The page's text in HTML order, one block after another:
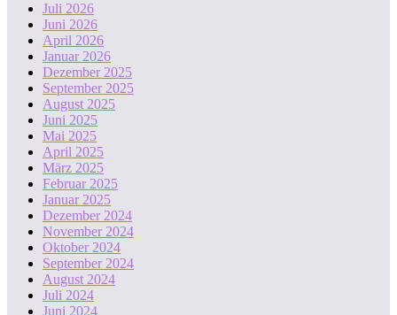
Juli 2026
Juni 2026
April 2026
Januar 2026
Dezember 2025
September 2025
August 2025
Juni 2025
Mai 2025
April 2025
März 2025
Februar 2025
Januar 2025
Dezember 2024
November 2024
Oktober 2024
September 2024
August 2024
Juli 2024
Juni 2024